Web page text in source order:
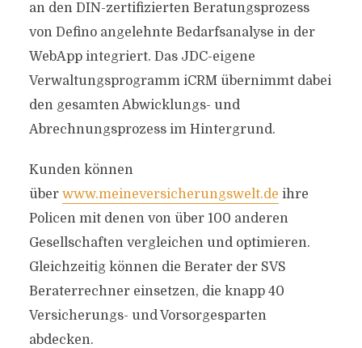
an den DIN-zertifizierten Beratungsprozess
von Defino angelehnte Bedarfsanalyse in der
WebApp integriert. Das JDC-eigene
Verwaltungsprogramm iCRM übernimmt dabei
den gesamten Abwicklungs- und
Abrechnungsprozess im Hintergrund.
Kunden können
über www.meineversicherungswelt.de ihre
Policen mit denen von über 100 anderen
Gesellschaften vergleichen und optimieren.
Gleichzeitig können die Berater der SVS
Beraterrechner einsetzen, die knapp 40
Versicherungs- und Vorsorgesparten
abdecken.